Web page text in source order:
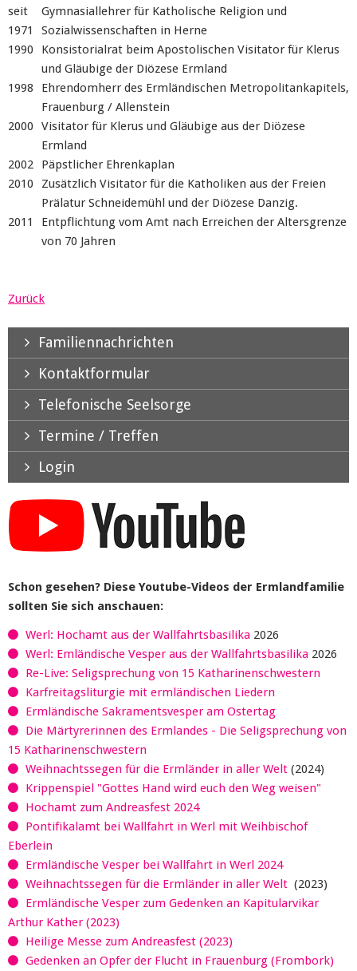
seit
1971
Gymnasiallehrer für Katholische Religion und
Sozialwissenschaften in Herne
1990
Konsistorialrat beim Apostolischen Visitator für Klerus
und Gläubige der Diözese Ermland
1998
Ehrendomherr des Ermländischen Metropolitankapitels,
Frauenburg / Allenstein
2000
Visitator für Klerus und Gläubige aus der Diözese
Ermland
2002
Päpstlicher Ehrenkaplan
2010
Zusätzlich Visitator für die Katholiken aus der Freien
Prälatur Schneidemühl und der Diözese Danzig.
2011
Entpflichtung vom Amt nach Erreichen der Altersgrenze
von 70 Jahren
Zurück
Familiennachrichten
Kontaktformular
Telefonische Seelsorge
Termine / Treffen
Login
Schon gesehen? Diese Youtube-Videos der Ermlandfamilie
sollten Sie sich anschauen:
Werl: Hochamt aus der Wallfahrtsbasilika 2026
Werl: Emländische Vesper aus der Wallfahrtsbasilika 2026
Re-Live: Seligsprechung von 15 Katharinenschwestern
Karfreitagsliturgie mit ermländischen Liedern
Ermländische Sakramentsvesper am Ostertag
Die Märtyrerinnen des Ermlandes - Die Seligsprechung von
15 Katharinenschwestern
Weihnachtssegen für die Ermländer in aller Welt (2024)
Krippenspiel "Gottes Hand wird euch den Weg weisen"
Hochamt zum Andreasfest 2024
Pontifikalamt bei Wallfahrt in Werl mit Weihbischof
Eberlein
Ermländische Vesper bei Wallfahrt in Werl 2024
Weihnachtssegen für die Ermländer in aller Welt (2023)
Ermländische Vesper zum Gedenken an Kapitularvikar
Arthur Kather (2023)
Heilige Messe zum Andreasfest (2023)
Gedenken an Opfer der Flucht in Frauenburg (Frombork)